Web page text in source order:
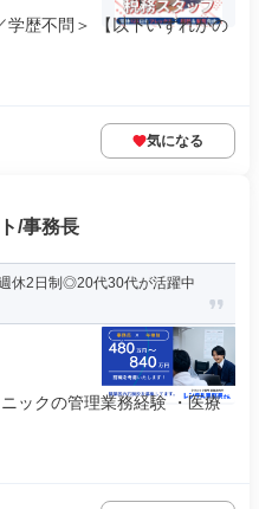
学歴不問＞ 【以下いずれかの
気になる
/事務長
休2日制◎20代30代が活躍中
ックの管理業務経験 ・医療